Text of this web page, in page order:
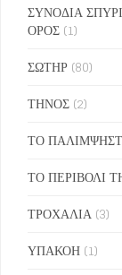
ΣΥΝΟΔΙΑ
ΟΡΟΣ (1)
ΣΩΤΗΡ (80)
ΤΗΝΟΣ (2)
ΤΟ
ΤΟ ΠΕΡΙΒΟΛΙ
ΤΡΟΧΑΛΙΑ (3)
ΥΠΑΚΟΗ (1)